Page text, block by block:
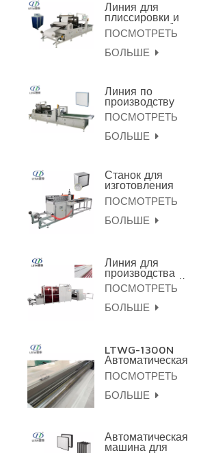
Линия для
плиссировки и
склеивания бумаги
LTWG300-1050
высотой 300 мм,
сервопривод.
ПОСМОТРЕТЬ
БОЛЬШЕ
Линия по
производству
высокоэффективных
фильтрующих
картриджей
большого размера
ПОСМОТРЕТЬ
БОЛЬШЕ
Станок для
изготовления
алюминиевого
гофрокартона
LTWL-300N
ПОСМОТРЕТЬ
БОЛЬШЕ
Линия для
производства
гофрированной
бумаги из
высокотемпературной
стекловолоконной
ПОСМОТРЕТЬ
БОЛЬШЕ
LTWG-1300N
Автоматическая
мини-машина для
плиссировки бумаги
с ЧПУ и HEPA-
фильтром, глубина
ПОСМОТРЕТЬ
БОЛЬШЕ
Автоматическая
машина для